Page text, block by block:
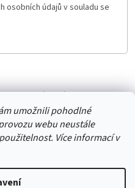
umožnili pohodlné
webu neustále
Více informací v
osobních údajů v souladu se
hodnocení Solárne panely.sk
zapper